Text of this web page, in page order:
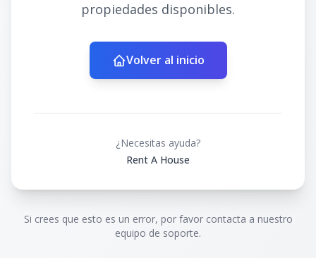
propiedades disponibles.
Volver al inicio
¿Necesitas ayuda?
Rent A House
Si crees que esto es un error, por favor contacta a nuestro
equipo de soporte.